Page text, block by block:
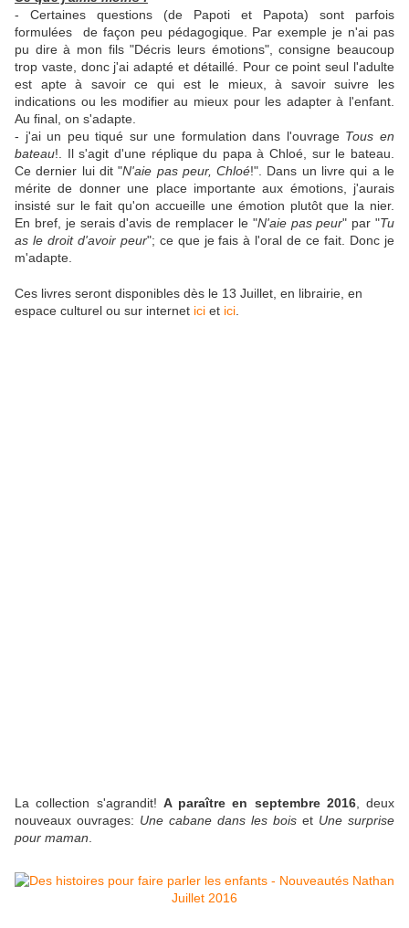
- Certaines questions (de Papoti et Papota) sont parfois
formulées de façon peu pédagogique. Par exemple je n'ai pas
pu dire à mon fils "Décris leurs émotions", consigne beaucoup
trop vaste, donc j'ai adapté et détaillé. Pour ce point seul l'adulte
est apte à savoir ce qui est le mieux, à savoir suivre les
indications ou les modifier au mieux pour les adapter à l'enfant.
Au final, on s'adapte.
- j'ai un peu tiqué sur une formulation dans l'ouvrage Tous en
bateau!. Il s'agit d'une réplique du papa à Chloé, sur le bateau.
Ce dernier lui dit "N'aie pas peur, Chloé!". Dans un livre qui a le
mérite de donner une place importante aux émotions, j'aurais
insisté sur le fait qu'on accueille une émotion plutôt que la nier.
En bref, je serais d'avis de remplacer le "N'aie pas peur" par "Tu
as le droit d'avoir peur"; ce que je fais à l'oral de ce fait. Donc je
m'adapte.
Ces livres seront disponibles dès le 13 Juillet, en librairie, en
espace culturel ou sur internet ici et ici
La collection s'agrandit! A paraître en septembre 2016, deux
nouveaux ouvrages: Une cabane dans les bois et Une surprise
pour maman